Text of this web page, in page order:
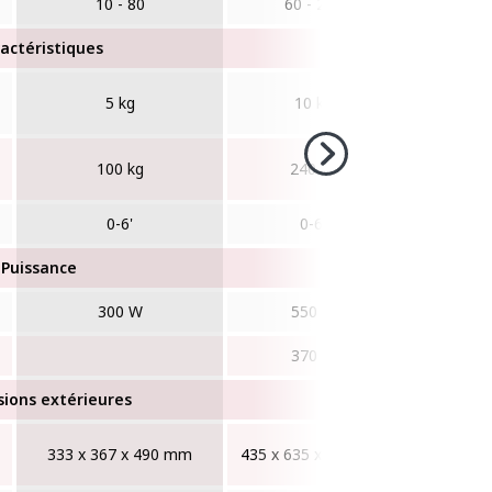
5 kg 10 kg
100 kg 240 kg
0-6' 0-6'
Puissance
300 W 550 W
370 W
extérieures
333 x 367 x 490 mm 435 x 635 x 668 mm